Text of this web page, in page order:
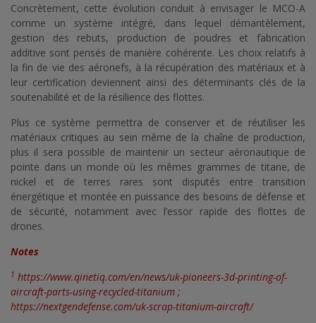
Concrètement, cette évolution conduit à envisager le MCO-A
comme un système intégré, dans lequel démantèlement,
gestion des rebuts, production de poudres et fabrication
additive sont pensés de manière cohérente. Les choix relatifs à
la fin de vie des aéronefs, à la récupération des matériaux et à
leur certification deviennent ainsi des déterminants clés de la
soutenabilité et de la résilience des flottes.
Plus ce système permettra de conserver et de réutiliser les
matériaux critiques au sein même de la chaîne de production,
plus il sera possible de maintenir un secteur aéronautique de
pointe dans un monde où les mêmes grammes de titane, de
nickel et de terres rares sont disputés entre transition
énergétique et montée en puissance des besoins de défense et
de sécurité, notamment avec l’essor rapide des flottes de
drones.
Notes
1 https://www.qinetiq.com/en/news/uk-pioneers-3d-printing-of-
aircraft-parts-using-recycled-titanium ;
https://nextgendefense.com/uk-scrap-titanium-aircraft/